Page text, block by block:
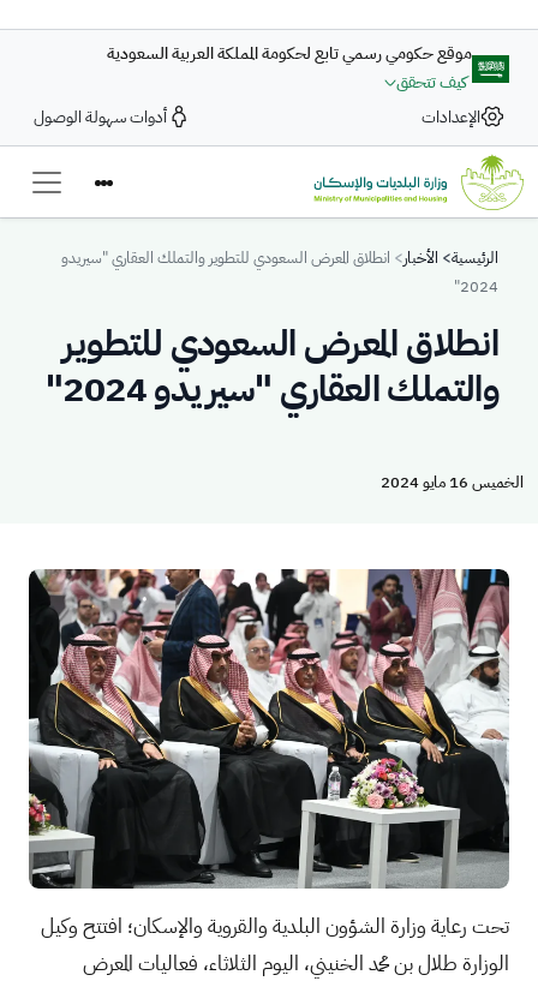
موقع حكومي رسمي تابع لحكومة المملكة العربية السعودية
كيف تتحقق
الإعدادات
أدوات سهولة الوصول
Breadcrumb
الرئيسية الأخبار
انطلاق المعرض السعودي للتطوير والتملك العقاري "سيريدو
2024"
انطلاق المعرض السعودي للتطوير
والتملك العقاري "سيريدو 2024"
الخميس 16 مايو 2024
تحت رعاية وزارة الشؤون البلدية والقروية والإسكان؛ افتتح وكيل
الوزارة طلال بن محمد الخنيني، اليوم الثلاثاء، فعاليات المعرض